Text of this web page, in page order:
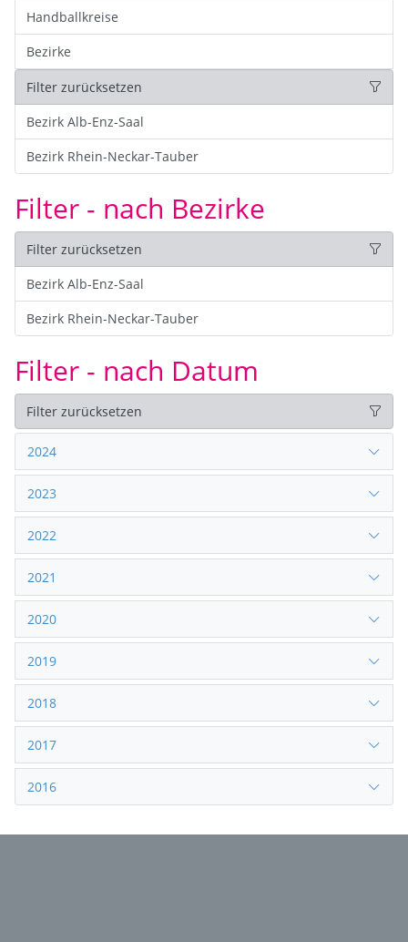
Handballkreise
Bezirke
Filter zurücksetzen
Bezirk Alb-Enz-Saal
Bezirk Rhein-Neckar-Tauber
Filter - nach Bezirke
Filter zurücksetzen
Bezirk Alb-Enz-Saal
Bezirk Rhein-Neckar-Tauber
Filter - nach Datum
Filter zurücksetzen
2024
2023
2022
2021
2020
2019
2018
2017
2016